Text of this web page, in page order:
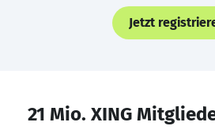
Jetzt
21 Mio. XING